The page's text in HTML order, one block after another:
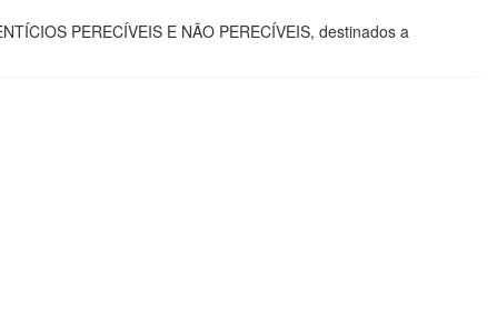
PERECÍVEIS E NÃO PERECÍVEIS, destinados a